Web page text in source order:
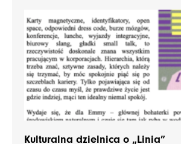
Kulturalna dzielnica o „Linia”